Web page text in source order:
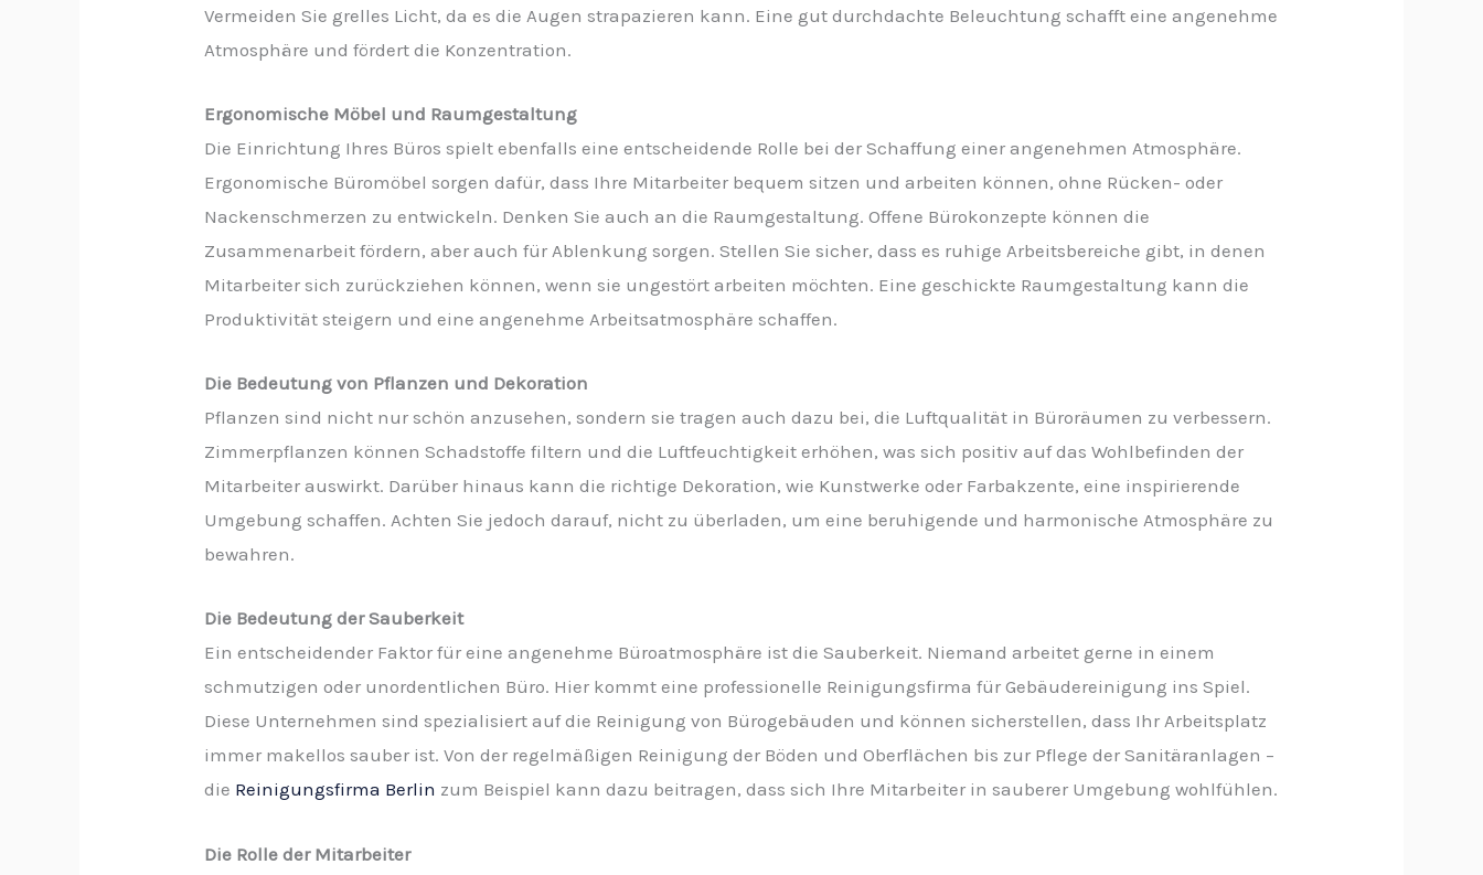
Vermeiden Sie grelles Licht, da es die Augen strapazieren kann. Eine gut durchdachte Beleuchtung schafft eine angenehme
Atmosphäre und fördert die Konzentration.
Ergonomische Möbel und Raumgestaltung
Die Einrichtung Ihres Büros spielt ebenfalls eine entscheidende Rolle bei der Schaffung einer angenehmen Atmosphäre.
Ergonomische Büromöbel sorgen dafür, dass Ihre Mitarbeiter bequem sitzen und arbeiten können, ohne Rücken- oder
Nackenschmerzen zu entwickeln. Denken Sie auch an die Raumgestaltung. Offene Bürokonzepte können die
Zusammenarbeit fördern, aber auch für Ablenkung sorgen. Stellen Sie sicher, dass es ruhige Arbeitsbereiche gibt, in denen
Mitarbeiter sich zurückziehen können, wenn sie ungestört arbeiten möchten. Eine geschickte Raumgestaltung kann die
Produktivität steigern und eine angenehme Arbeitsatmosphäre schaffen.
Die Bedeutung von Pflanzen und Dekoration
Pflanzen sind nicht nur schön anzusehen, sondern sie tragen auch dazu bei, die Luftqualität in Büroräumen zu verbessern.
Zimmerpflanzen können Schadstoffe filtern und die Luftfeuchtigkeit erhöhen, was sich positiv auf das Wohlbefinden der
Mitarbeiter auswirkt. Darüber hinaus kann die richtige Dekoration, wie Kunstwerke oder Farbakzente, eine inspirierende
Umgebung schaffen. Achten Sie jedoch darauf, nicht zu überladen, um eine beruhigende und harmonische Atmosphäre zu
bewahren.
Die Bedeutung der Sauberkeit
Ein entscheidender Faktor für eine angenehme Büroatmosphäre ist die Sauberkeit. Niemand arbeitet gerne in einem
schmutzigen oder unordentlichen Büro. Hier kommt eine professionelle Reinigungsfirma für Gebäudereinigung ins Spiel.
Diese Unternehmen sind spezialisiert auf die Reinigung von Bürogebäuden und können sicherstellen, dass Ihr Arbeitsplatz
immer makellos sauber ist. Von der regelmäßigen Reinigung der Böden und Oberflächen bis zur Pflege der Sanitäranlagen –
die Reinigungsfirma Berlin zum Beispiel kann dazu beitragen, dass sich Ihre Mitarbeiter in sauberer Umgebung wohlfühlen.
Die Rolle der Mitarbeiter